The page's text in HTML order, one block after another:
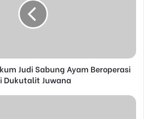
Judi Sabung Ayam Beroperasi
Dukutalit Juwana